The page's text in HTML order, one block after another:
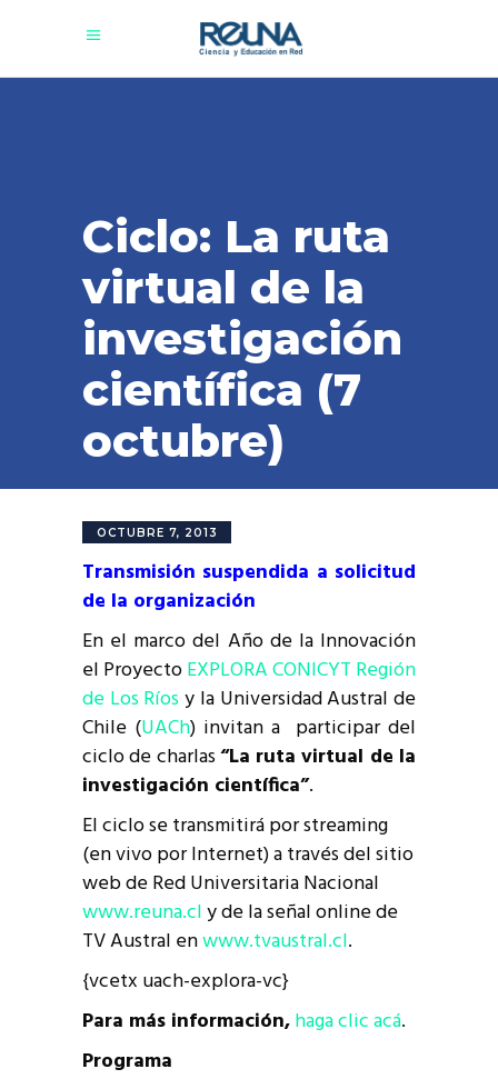
Ciclo: La ruta
virtual de la
investigación
científica (7
octubre)
OCTUBRE 7, 2013
Transmisión suspendida a solicitud
de la organización
En el marco del Año de la Innovación
el ProyectoEXPLORA CONICYT Región
de Los Ríosy la Universidad Austral de
Chile (UACh) invitan a participar del
ciclo de charlas“La ruta virtual de la
investigación científica”.
El ciclo se transmitirá por streaming
(en vivo por Internet) a través del sitio
web de Red Universitaria Nacional
www.reuna.cly de la señal online de
TV Austral enwww.tvaustral.cl.
{vcetx uach-explora-vc}
Para más información,haga clic acá.
Programa